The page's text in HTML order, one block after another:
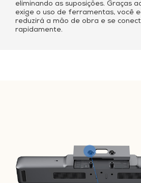
eliminando as suposições. Graças
exige o uso de ferramentas, você
reduzirá a mão de obra e se
rapidamente.